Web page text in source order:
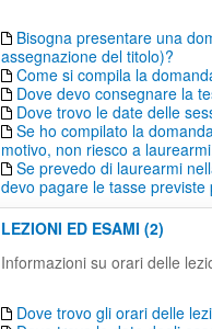
Bisogna presentare una
assegnazione del titolo)?
Come si compila la
Dove devo consegnare la
Dove trovo le date delle
Se ho compilato la
motivo, non riesco a
Se prevedo di laurearmi
devo pagare le tasse previste
LEZIONI ED ESAMI (2)
Informazioni su orari delle
Dove trovo gli orari delle